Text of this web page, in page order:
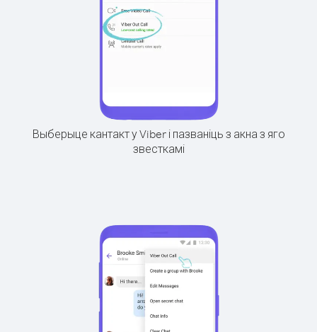
Выберыце кантакт у Viber і пазваніць з акна з яго
звесткамі